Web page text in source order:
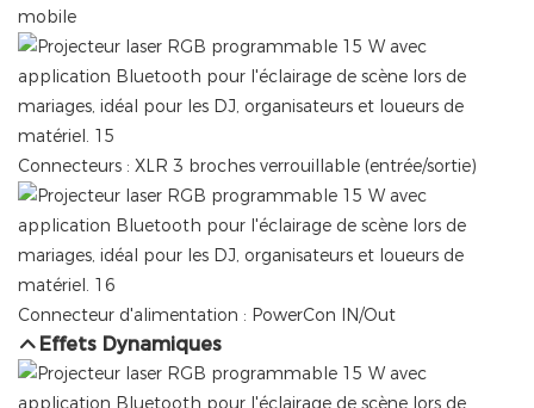
mobile
Connecteurs : XLR 3 broches verrouillable (entrée/sortie)
Connecteur d'alimentation : PowerCon IN/Out
Effets Dynamiques